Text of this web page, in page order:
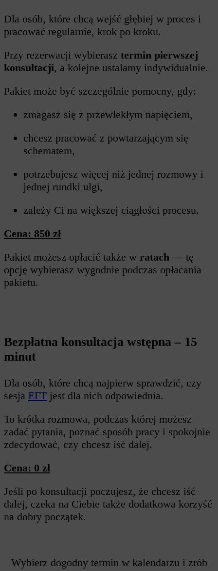
Dla osób, które chcą wejść głębiej w proces i
pracować regularnie, krok po kroku.
Przy rezerwacji wybierasz termin pierwszej
konsultacji, a kolejne ustalamy indywidualnie.
Pakiet może być szczególnie pomocny, gdy:
zmagasz się z przewlekłym napięciem,
⁠chcesz pracować z powtarzającym się
schematem,
⁠potrzebujesz więcej niż jednej rozmowy i
jednej rundki ulgi,
⁠zależy Ci na większej ciągłości procesu.
Cena: 850 zł
Pakiet możesz opłacić także w ratach — tę
opcję wybierasz wygodnie podczas opłacania
pakietu.
Bezpłatna konsultacja wstępna – 15
minut
Dla osób, które chcą najpierw sprawdzić, czy
sesja EFT jest dla nich odpowiednia.
To krótka rozmowa, podczas której możesz
zadać pytania, poznać sposób pracy i spokojnie
zdecydować, czy chcesz iść dalej.
Cena: 0 zł
Jeśli po konsultacji poczujesz, że chcesz iść
dalej, czeka na Ciebie także dodatkowa korzyść
na dobry początek.
Wybierz dogodny termin w kalendarzu i zrób